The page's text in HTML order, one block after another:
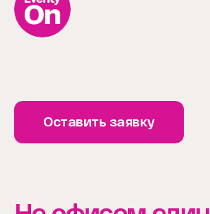
Оставить заявку